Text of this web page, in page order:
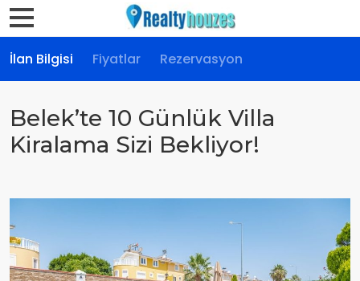
İlan Bilgisi Fiyatlar Rezervasyon
Belek’te 10 Günlük Villa
Kiralama Sizi Bekliyor!